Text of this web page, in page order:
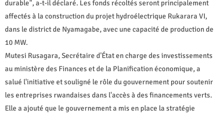
durable", a-t-il déclaré. Les fonds récoltés seront principalement
affectés à la construction du projet hydroélectrique Rukarara VI,
dans le district de Nyamagabe, avec une capacité de production de
10 MW.
Mutesi Rusagara, Secrétaire d'État en charge des investissements
au ministère des Finances et de la Planification économique, a
salué l'initiative et souligné le rôle du gouvernement pour soutenir
les entreprises rwandaises dans l'accès à des financements verts.
Elle a ajouté que le gouvernement a mis en place la stratégie